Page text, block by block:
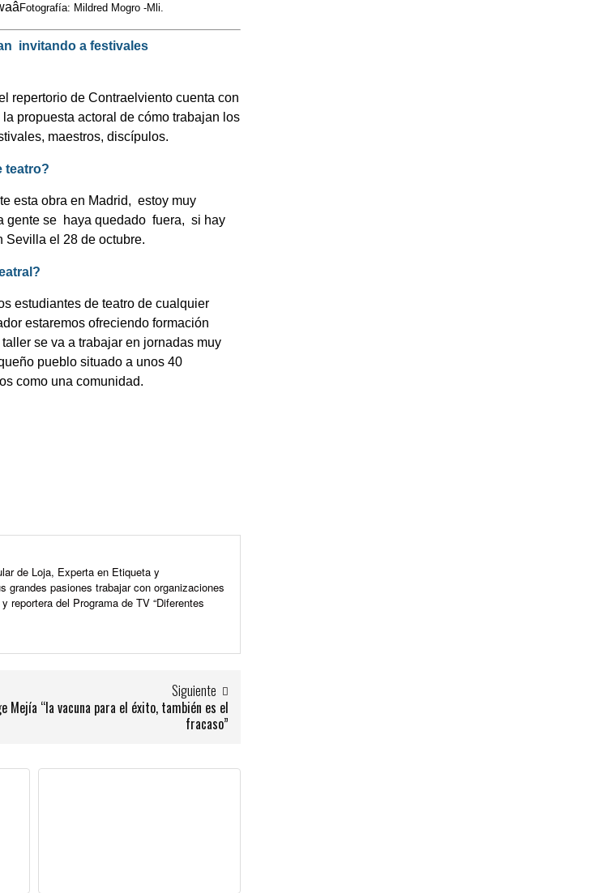
Fotografía: Mildred Mogro -Mli.
invitando a festivales
repertorio de Contraelviento cuenta con
propuesta actoral de cómo trabajan los
maestros, discípulos.
teatro?
esta obra en Madrid, estoy muy
gente se haya quedado fuera, si hay
Sevilla el 28 de octubre.
estudiantes de teatro de cualquier
estaremos ofreciendo formación
se va a trabajar en jornadas muy
pueblo situado a unos 40
como una comunidad.
de Loja, Experta en Etiqueta y
grandes pasiones trabajar con organizaciones
reportera del Programa de TV “Diferentes
Siguiente
Mejía “la vacuna para el éxito, también es el
fracaso”